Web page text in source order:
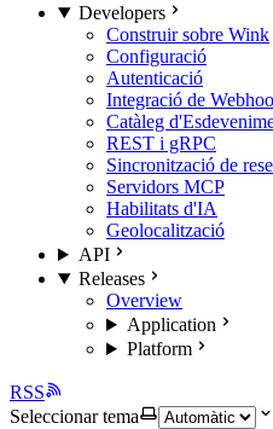
Developers
Construir sobre Wink
Configuració
Autenticació
Integració de
Catàleg
REST i gRPC
Sincronització de
Servidors MCP
Habilitats d'IA
Geolocalització
API
Releases
Overview
Application
Platform
RSS
Seleccionar tema